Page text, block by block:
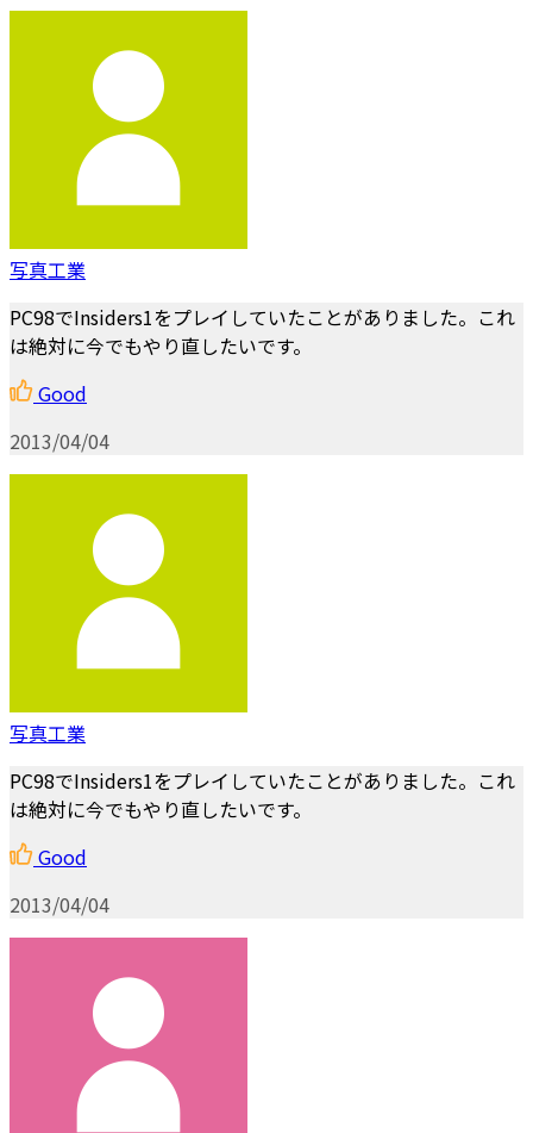
写真工業
PC98でInsiders1をプレイしていたことがありました。これ
は絶対に今でもやり直したいです。
Good
2013/04/04
写真工業
PC98でInsiders1をプレイしていたことがありました。これ
は絶対に今でもやり直したいです。
Good
2013/04/04